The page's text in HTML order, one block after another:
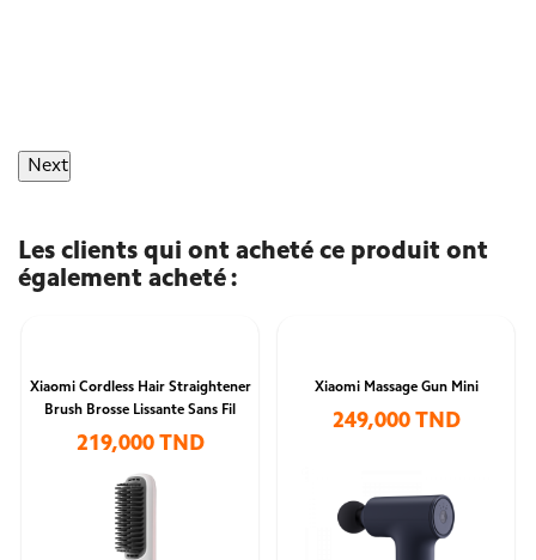
Next
Les clients qui ont acheté ce produit ont
également acheté :
Xiaomi Cordless Hair Straightener
Brush Brosse Lissante Sans Fil
219,000 TND
Xiaomi Massage Gun Mini
249,000 TND